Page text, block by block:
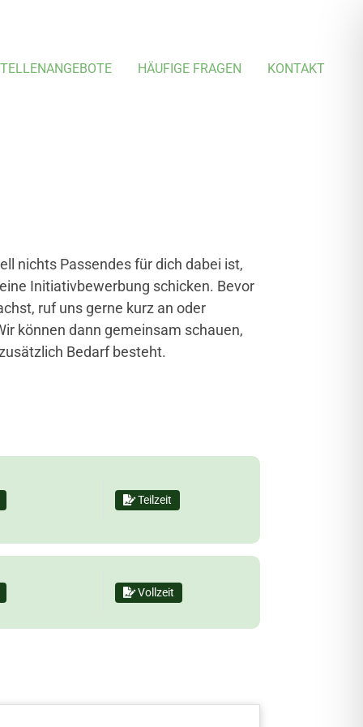
HÄUFIGE FRAGEN KONTAKT
nichts Passendes für dich dabei ist,
Initiativbewerbung schicken. Bevor
ruf uns gerne kurz an oder
können dann gemeinsam schauen,
Bedarf besteht.
Teilzeit
Vollzeit